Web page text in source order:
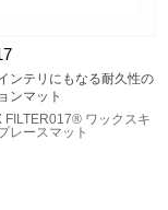
ンテリにもなる耐久性の
ンマット
FILTER017® ワックスキ
レースマット